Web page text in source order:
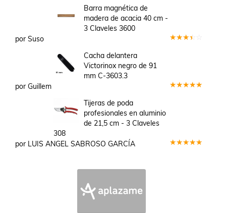
Barra magnética de
madera de acacia 40 cm -
3 Claveles 3600
por Suso
Cacha delantera
Victorinox negro de 91
mm C-3603.3
por Guillem
Tijeras de poda
profesionales en aluminio
de 21,5 cm - 3 Claveles
308
por LUIS ANGEL SABROSO GARCÍA